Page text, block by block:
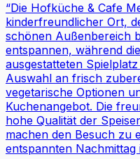
“Die Hofküche & Cafe
kinderfreundlicher Ort,
schönen Außenbereich
entspannen, während
ausgestatteten
Auswahl an frisch
vegetarische Optionen
Kuchenangebot. Die
hohe Qualität der
machen den Besuch zu
entspannten Nachmittag